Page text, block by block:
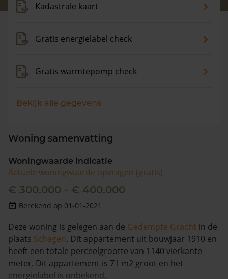
Kadastrale kaart
Gratis energielabel check
Gratis warmtepomp check
Bekijk alle gegevens
Woning samenvatting
Woningwaarde indicatie
Actuele woningwaarde opvragen (gratis)
€ 300.000 - € 400.000
Berekend op 01-01-2021
Deze woning is gelegen aan de Gedempte Gracht in de
plaats Schagen. Dit appartement uit bouwjaar 1910 en
heeft een totale perceelgrootte van 1140 vierkante
meter. Dit appartement is 71 m2 groot en het
energielabel is onbekend.